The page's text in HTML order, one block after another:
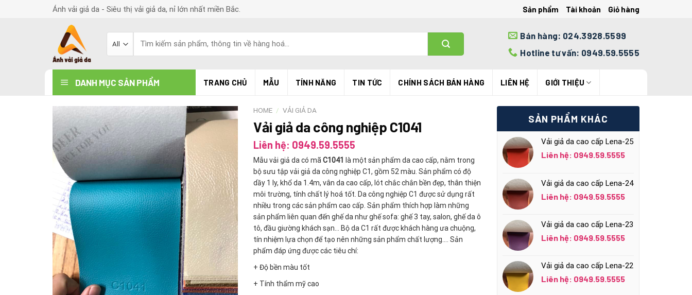
Ánh vải giả da - Siêu thị vải giả da, nỉ lớn nhất miền Bắc. Sản phẩm Tài khoản Giỏ hàng
for:
Bán hàng: 024.3928.5599
Hotline tư vấn: 0949.59.5555
DANH MỤC SẢN PHẨM TRANG CHỦ MẪU TÍNH NĂNG TIN TỨC CHÍNH SÁCH BÁN HÀNG LIÊN HỆ GIỚI THIỆU
HOME / VẢI GIẢ DA
Vải giả da công nghiệp C1041
Liên hệ: 0949.59.5555
Mẫu vải giả da có mã C1041
là một sản phẩm da cao cấp, nằm trong
bộ sưu tập vải giả da công nghiệp C1, gồm 52 màu. Sản phẩm có độ
dầy 1 ly, khổ da 1.4m, vân da cao cấp, lót chắc chắn bền đẹp, thân thiện
môi trường, tính chất lý hoá tốt. Da công nghiệp C1 được sử dụng rất
nhiều trong các sản phẩm cao cấp. Sản phẩm thích hợp làm những
sản phẩm liên quan đến ghế da như ghế sofa: ghế 3 tay, salon, ghế da ô
tô, đầu giường khách sạn… Bộ da C1 rất được khách hàng ưa chuộng,
tín nhiệm lựa chọn để tạo nên những sản phẩm chất lượng…. Sản
phẩm đáp ứng được các tiêu chí:
+ Độ bền màu tốt
+ Tính thẩm mỹ cao
SẢN PHẨM KHÁC
Vải giả da cao cấp Lena-25
Liên hệ: 0949.59.5555
Vải giả da cao cấp Lena-24
Liên hệ: 0949.59.5555
Vải giả da cao cấp Lena-23
Liên hệ: 0949.59.5555
Vải giả da cao cấp Lena-22
Liên hệ: 0949.59.5555